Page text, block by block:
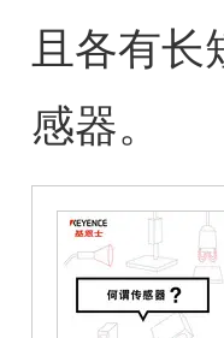
且各有
感器。